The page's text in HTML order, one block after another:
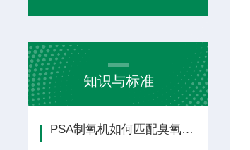
知识与标准
PSA制氧机如何匹配臭氧发生器？选型方法